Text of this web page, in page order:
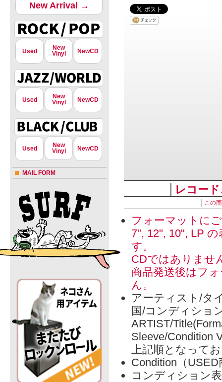
New Arrival →
Used
New
Vinyl
NewCD
Used
New
Vinyl
NewCD
Used
New
Vinyl
NewCD
MAIL FORM
レコー
この
フォーマットに
7", 12", 10", LP
す。
CDではありませ
商品発送後はフ
ん。
アーティスト/タ
国/コンディショ
ARTIST/
Sleeve/Condition
上記順となって
Condition（
コンディション